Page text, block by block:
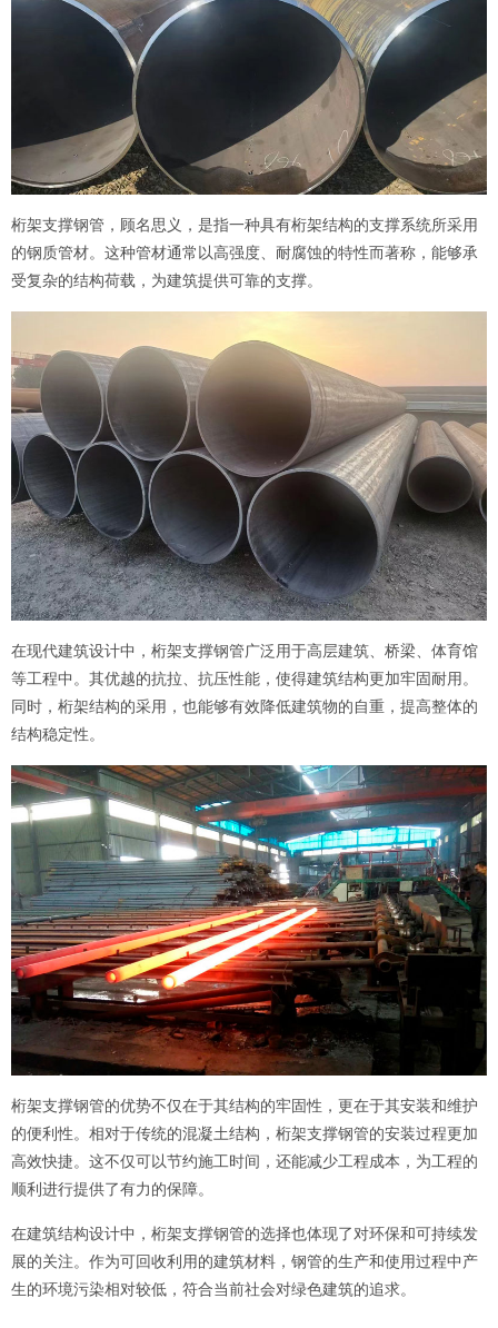
桁架支撑钢管，顾名思义，是指一种具有桁架结构的支撑系统所采用
的钢质管材。这种管材通常以高强度、耐腐蚀的特性而著称，能够承
受复杂的结构荷载，为建筑提供可靠的支撑。
在现代建筑设计中，桁架支撑钢管广泛用于高层建筑、桥梁、体育馆
等工程中。其优越的抗拉、抗压性能，使得建筑结构更加牢固耐用。
同时，桁架结构的采用，也能够有效降低建筑物的自重，提高整体的
结构稳定性。
桁架支撑钢管的优势不仅在于其结构的牢固性，更在于其安装和维护
的便利性。相对于传统的混凝土结构，桁架支撑钢管的安装过程更加
高效快捷。这不仅可以节约施工时间，还能减少工程成本，为工程的
顺利进行提供了有力的保障。
在建筑结构设计中，桁架支撑钢管的选择也体现了对环保和可持续发
展的关注。作为可回收利用的建筑材料，钢管的生产和使用过程中产
生的环境污染相对较低，符合当前社会对绿色建筑的追求。